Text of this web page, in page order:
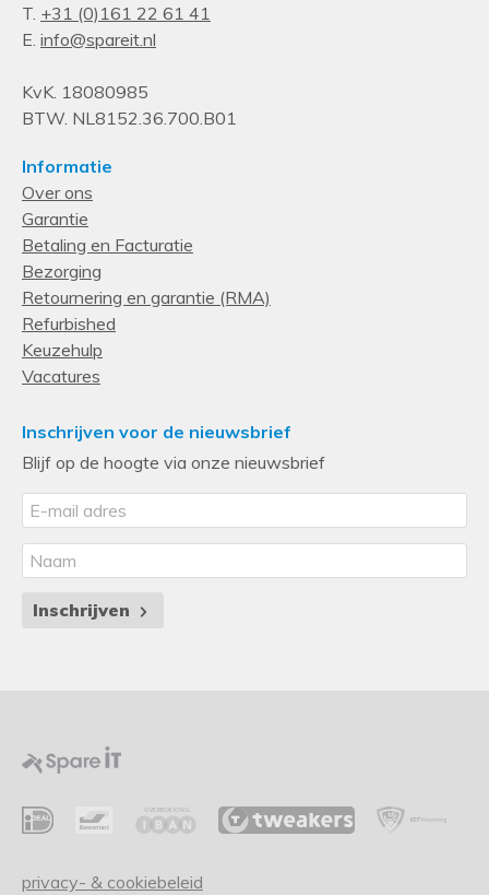
T. +31 (0)161 22 61 41
E. info@spareit.nl
KvK. 18080985
BTW. NL8152.36.700.B01
Informatie
Over ons
Garantie
Betaling en Facturatie
Bezorging
Retournering en garantie (RMA)
Refurbished
Keuzehulp
Vacatures
Inschrijven voor de nieuwsbrief
Blijf op de hoogte via onze nieuwsbrief
Inschrijven
privacy- & cookiebeleid